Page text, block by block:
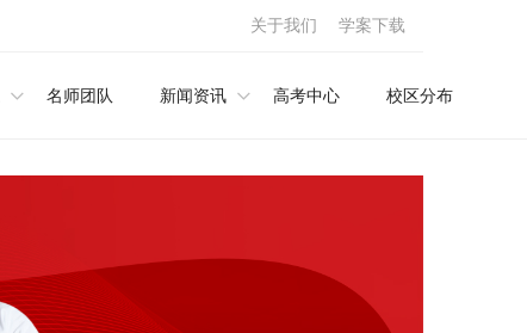
关于我们 学案下载
名师团队 新闻资讯 高考中心 校区分布